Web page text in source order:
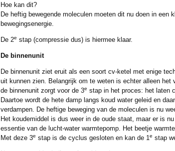
Hoe kan dit?
De heftig bewegende moleculen moeten dit nu doen in
bewegingsenergie.
De 2e stap (compressie dus) is hiermee klaar.
De binnenunit
De binnenunit ziet eruit als een soort cv-ketel met enige
uit kunnen zien. Belangrijk om te weten is echter alleen het
de binnenunit zorgt voor de 3e stap in het proces: het laten
Daartoe wordt de hete damp langs koud water geleid en
verdampen. De heftige beweging van de moleculen is nu
Het koudemiddel is dus weer in de oude staat, maar er is
essentie van de lucht-water warmtepomp. Het beetje
Met deze 3e stap is de cyclus gesloten en kan de 1 e stap